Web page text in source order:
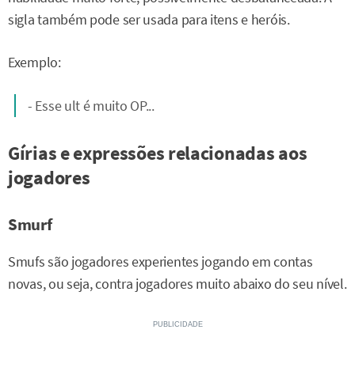
sigla também pode ser usada para itens e heróis.
Exemplo:
- Esse ult é muito OP...
Gírias e expressões relacionadas aos
jogadores
Smurf
Smufs são jogadores experientes jogando em contas
novas, ou seja, contra jogadores muito abaixo do seu nível.